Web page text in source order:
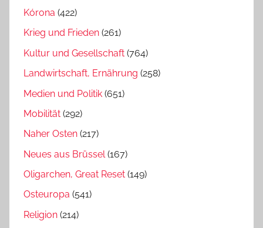
Kórona (422)
Krieg und Frieden (261)
Kultur und Gesellschaft (764)
Landwirtschaft, Ernährung (258)
Medien und Politik (651)
Mobilität (292)
Naher Osten (217)
Neues aus Brüssel (167)
Oligarchen, Great Reset (149)
Osteuropa (541)
Religion (214)